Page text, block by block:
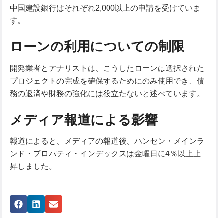
中国建設銀行はそれぞれ2,000以上の申請を受けていま
す。
ローンの利用についての制限
開発業者とアナリストは、こうしたローンは選択された
プロジェクトの完成を確保するためにのみ使用でき、債
務の返済や財務の強化には役立たないと述べています。
メディア報道による影響
報道によると、メディアの報道後、ハンセン・メインラ
ンド・プロパティ・インデックスは金曜日に4％以上上
昇しました。